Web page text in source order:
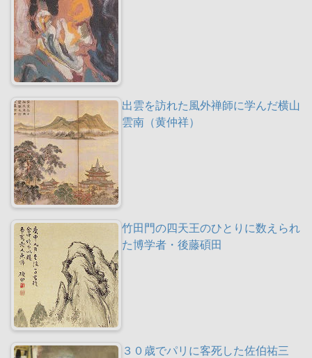
出雲を訪れた風外禅師に学んだ横山
雲南（黄仲祥）
竹田門の四天王のひとりに数えられ
た博学者・後藤碩田
３０歳でパリに客死した佐伯祐三